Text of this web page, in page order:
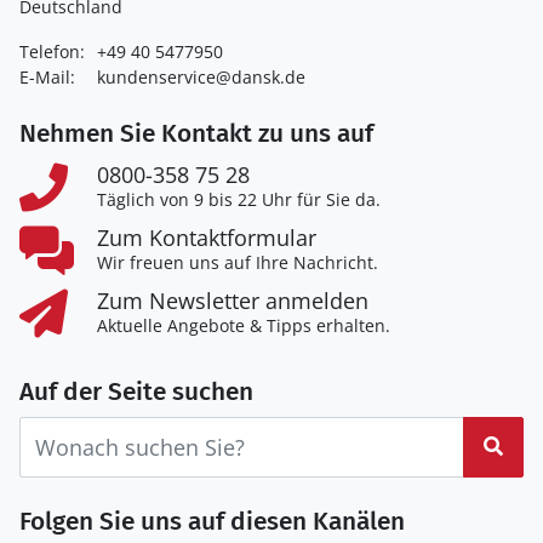
Deutschland
Telefon: +49 40 5477950
E-Mail:
kundenservice@dansk.de
Nehmen Sie Kontakt zu uns auf
0800-358 75 28
Täglich von 9 bis 22 Uhr für Sie da.
Zum Kontaktformular
Wir freuen uns auf Ihre Nachricht.
Zum Newsletter anmelden
Aktuelle Angebote & Tipps erhalten.
Auf der Seite suchen
Folgen Sie uns auf diesen Kanälen